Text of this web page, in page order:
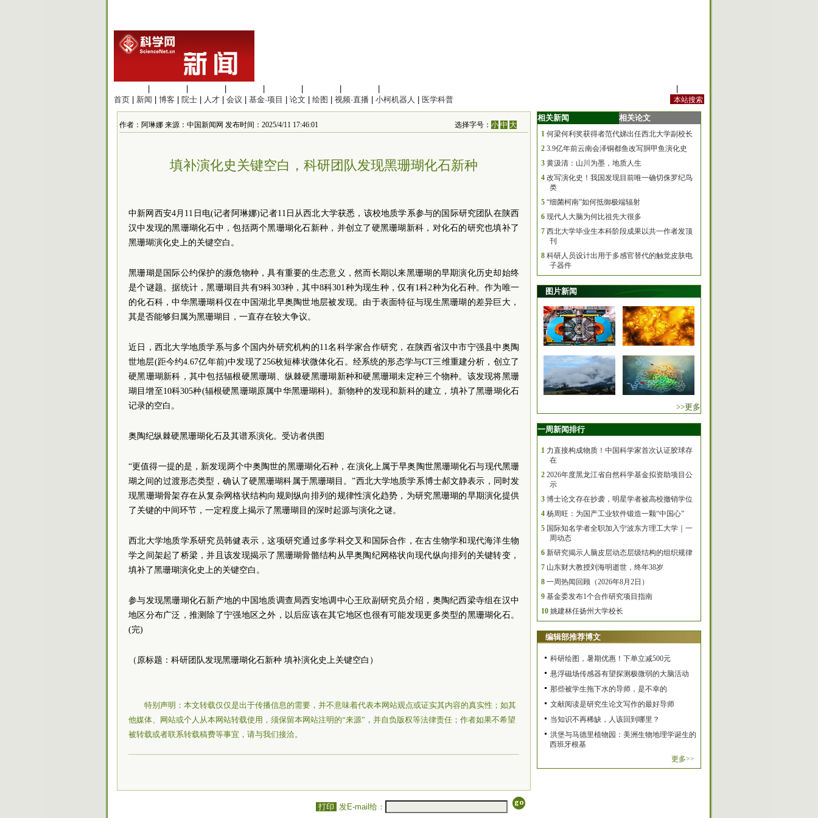
首页
新闻 博客 院士 人才 会议 基金·项目 论文 绘图 视频·直播 小柯机器人 医学科普
作者：阿琳娜 来源：中国新闻网 发布时间：2025/4/11 17:46:01 选择字号：小 中 大
填补演化史关键空白，科研团队发现黑珊瑚化石新种
中新网西安4月11日电(记者阿琳娜)记者11日从西北大学获悉，该校地质学系参与的国际研究团队在陕西
汉中发现的黑珊瑚化石中，包括两个黑珊瑚化石新种，并创立了硬黑珊瑚新科，对化石的研究也填补了
黑珊瑚演化史上的关键空白。
黑珊瑚是国际公约保护的濒危物种，具有重要的生态意义，然而长期以来黑珊瑚的早期演化历史却始终
是个谜题。据统计，黑珊瑚目共有9科303种，其中8科301种为现生种，仅有1科2种为化石种。作为唯一
的化石科，中华黑珊瑚科仅在中国湖北早奥陶世地层被发现。由于表面特征与现生黑珊瑚的差异巨大，
其是否能够归属为黑珊瑚目，一直存在较大争议。
近日，西北大学地质学系与多个国内外研究机构的11名科学家合作研究，在陕西省汉中市宁强县中奥陶
世地层(距今约4.67亿年前)中发现了256枚短棒状微体化石。经系统的形态学与CT三维重建分析，创立了
硬黑珊瑚新科，其中包括辐根硬黑珊瑚、纵棘硬黑珊瑚新种和硬黑珊瑚未定种三个物种。该发现将黑珊
瑚目增至10科305种(辐根硬黑珊瑚原属中华黑珊瑚科)。新物种的发现和新科的建立，填补了黑珊瑚化石
记录的空白。
奥陶纪纵棘硬黑珊瑚化石及其谱系演化。受访者供图
“更值得一提的是，新发现两个中奥陶世的黑珊瑚化石种，在演化上属于早奥陶世黑珊瑚化石与现代黑珊
瑚之间的过渡形态类型，确认了硬黑珊瑚科属于黑珊瑚目。”西北大学地质学系博士郝文静表示，同时发
现黑珊瑚骨架存在从复杂网格状结构向规则纵向排列的规律性演化趋势，为研究黑珊瑚的早期演化提供
了关键的中间环节，一定程度上揭示了黑珊瑚目的深时起源与演化之谜。
西北大学地质学系研究员韩健表示，这项研究通过多学科交叉和国际合作，在古生物学和现代海洋生物
学之间架起了桥梁，并且该发现揭示了黑珊瑚骨骼结构从早奥陶纪网格状向现代纵向排列的关键转变，
填补了黑珊瑚演化史上的关键空白。
参与发现黑珊瑚化石新产地的中国地质调查局西安地调中心王欣副研究员介绍，奥陶纪西梁寺组在汉中
地区分布广泛，推测除了宁强地区之外，以后应该在其它地区也很有可能发现更多类型的黑珊瑚化石。
(完)
（原标题：科研团队发现黑珊瑚化石新种 填补演化史上关键空白）
特别声明：本文转载仅仅是出于传播信息的需要，并不意味着代表本网站观点或证实其内容的真实性；如其
他媒体、网站或个人从本网站转载使用，须保留本网站注明的“来源”，并自负版权等法律责任；作者如果不希望
被转载或者联系转载稿费等事宜，请与我们接洽。
打印 发E-mail给：
相关新闻 相关论文
1 何梁何利奖获得者范代娣出任西北大学副校长
2 3.9亿年前云南会泽铜都鱼改写胴甲鱼演化史
3 黄汲清：山川为墨，地质人生
4 改写演化史！我国发现目前唯一确切侏罗纪鸟
类
5 “细菌柯南”如何抵御极端辐射
6 现代人大脑为何比祖先大很多
7 西北大学毕业生本科阶段成果以共一作者发顶
刊
8 科研人员设计出用于多感官替代的触觉皮肤电
子器件
图片新闻
>>更多
一周新闻排行
1 力直接构成物质！中国科学家首次认证胶球存
在
2 2026年度黑龙江省自然科学基金拟资助项目公
示
3 博士论文存在抄袭，明星学者被高校撤销学位
4 杨周旺：为国产工业软件锻造一颗“中国心”
5 国际知名学者全职加入宁波东方理工大学｜一
周动态
6 新研究揭示人脑皮层动态层级结构的组织规律
7 山东财大教授刘海明逝世，终年38岁
8 一周热闻回顾（2026年8月2日）
9 基金委发布1个合作研究项目指南
10 姚建林任扬州大学校长
编辑部推荐博文
科研绘图，暑期优惠！下单立减500元
悬浮磁场传感器有望探测极微弱的大脑活动
那些被学生拖下水的导师，是不幸的
文献阅读是研究生论文写作的最好导师
当知识不再稀缺，人该回到哪里？
洪堡与马德里植物园：美洲生物地理学诞生的
西班牙根基
更多>>